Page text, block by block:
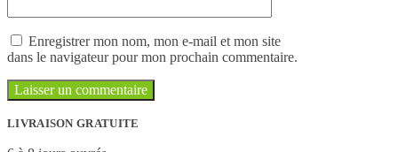
Enregistrer mon nom, mon e-mail et mon site
dans le navigateur pour mon prochain commentaire.
LIVRAISON GRATUITE